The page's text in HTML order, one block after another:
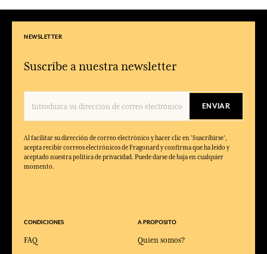
NEWSLETTER
Suscríbe a nuestra newsletter
ENVIAR
Al facilitar su dirección de correo electrónico y hacer clic en 'Suscribirse',
acepta recibir correos electrónicos de Fragonard y confirma que ha leído y
aceptado nuestra política de privacidad. Puede darse de baja en cualquier
momento.
CONDICIONES
FAQ
A PROPOSITO
Quien somos?